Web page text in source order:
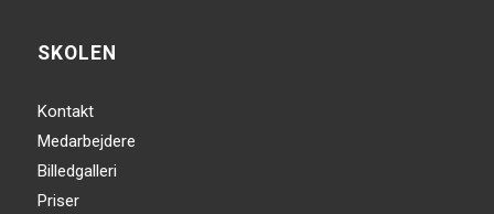
SKOLEN
Kontakt
Medarbejdere
Billedgalleri
Priser